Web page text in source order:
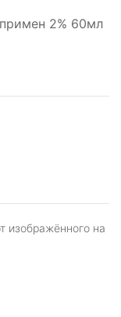
изображённого на